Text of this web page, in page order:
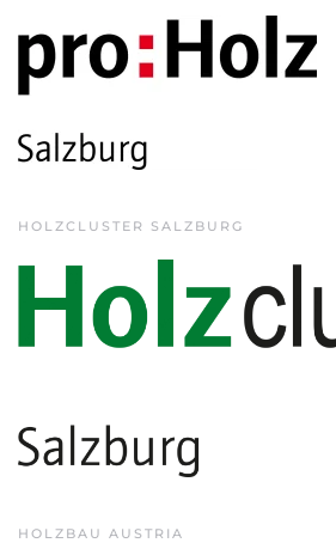
HOLZCLUSTER SALZBURG
HOLZBAU AUSTRIA